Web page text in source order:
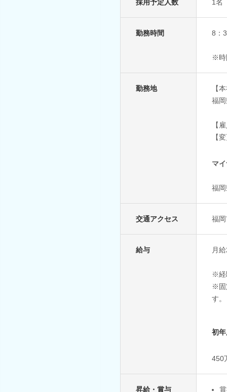
採用予定人数 1名
勤務時間 8：
※時
勤務地
【
福
【
【
マ
福
交通アクセス 福
給与 月
※経
※固
す。
初
450
昇給・賞与